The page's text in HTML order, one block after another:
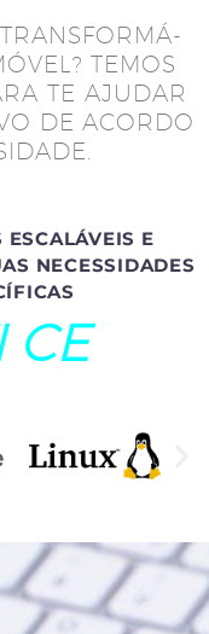
TEMOS
TE AJUDAR
DE ACORDO
E
NECESSIDADES
CE